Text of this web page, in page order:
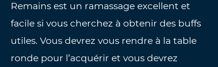
Remains est un ramassage excellent et
facile si vous cherchez à obtenir des buffs
utiles. Vous devrez vous rendre à la table
ronde pour l’acquérir et vous devrez